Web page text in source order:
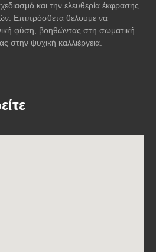
και την ελευθερία έκφρασης
Επιπρόσθετα θελουμε να
φύση, βοηθώντας στη σωματική
στην ψυχική καλλιέργεια.